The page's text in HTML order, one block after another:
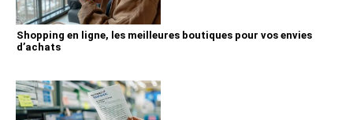
Shopping en ligne, les meilleures boutiques pour vos envies
d’achats